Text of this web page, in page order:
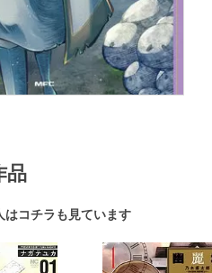
品
はコチラも見ています